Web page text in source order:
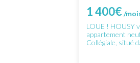
1 400€/
LOUE ! HOUSY
appartement
Collégiale, situé